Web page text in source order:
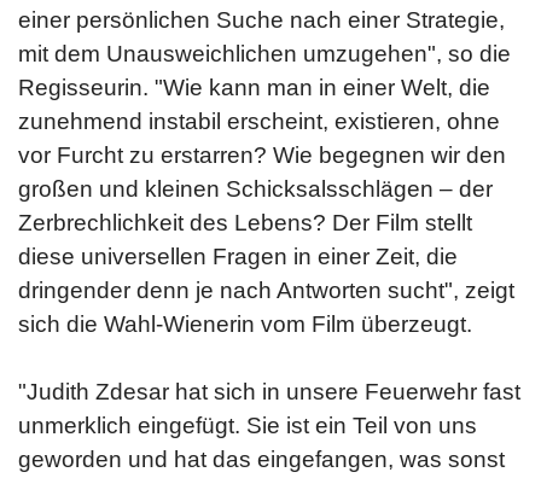
einer persönlichen Suche nach einer Strategie,
mit dem Unausweichlichen umzugehen", so die
Regisseurin. "Wie kann man in einer Welt, die
zunehmend instabil erscheint, existieren, ohne
vor Furcht zu erstarren? Wie begegnen wir den
großen und kleinen Schicksalsschlägen – der
Zerbrechlichkeit des Lebens? Der Film stellt
diese universellen Fragen in einer Zeit, die
dringender denn je nach Antworten sucht", zeigt
sich die Wahl-Wienerin vom Film überzeugt.
"Judith Zdesar hat sich in unsere Feuerwehr fast
unmerklich eingefügt. Sie ist ein Teil von uns
geworden und hat das eingefangen, was sonst